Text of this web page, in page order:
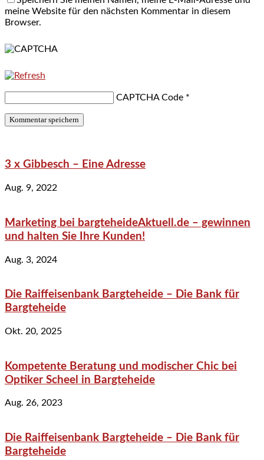
meine Website für den nächsten Kommentar in diesem
Browser.
CAPTCHA Code *
3 x Gibbesch – Eine Adresse
Aug. 9, 2022
Marketing bei bargteheideAktuell.de – gewinnen
und halten Sie Ihre Kunden!
Aug. 3, 2024
Die Raiffeisenbank Bargteheide – Die Bank für
Bargteheide
Okt. 20, 2025
Kompetente Beratung und modischer Chic bei
Optiker Scheel in Bargteheide
Aug. 26, 2023
Die Raiffeisenbank Bargteheide – Die Bank für
Bargteheide